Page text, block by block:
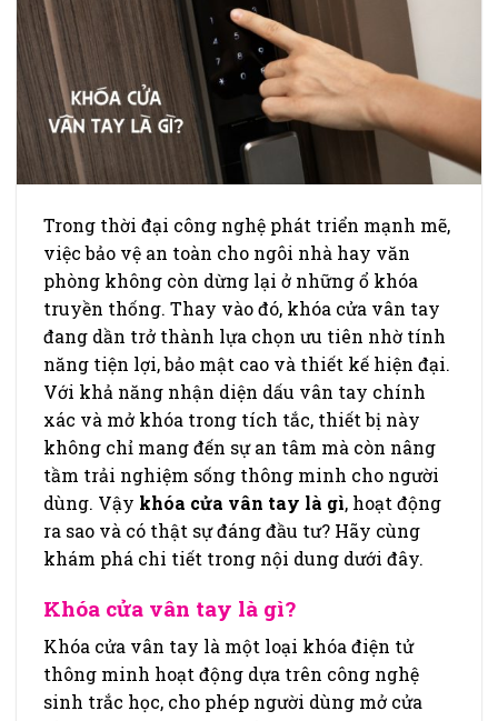
Trong thời đại công nghệ phát triển mạnh mẽ,
việc bảo vệ an toàn cho ngôi nhà hay văn
phòng không còn dừng lại ở những ổ khóa
truyền thống. Thay vào đó, khóa cửa vân tay
đang dần trở thành lựa chọn ưu tiên nhờ tính
năng tiện lợi, bảo mật cao và thiết kế hiện đại.
Với khả năng nhận diện dấu vân tay chính
xác và mở khóa trong tích tắc, thiết bị này
không chỉ mang đến sự an tâm mà còn nâng
tầm trải nghiệm sống thông minh cho người
dùng. Vậy khóa cửa vân tay là gì, hoạt động
ra sao và có thật sự đáng đầu tư? Hãy cùng
khám phá chi tiết trong nội dung dưới đây.
Khóa cửa vân tay là gì?
Khóa cửa vân tay là một loại khóa điện tử
thông minh hoạt động dựa trên công nghệ
sinh trắc học, cho phép người dùng mở cửa